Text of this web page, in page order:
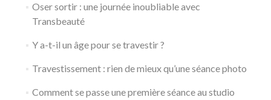
Oser sortir : une journée inoubliable avec
Transbeauté
Y a-t-il un âge pour se travestir ?
Travestissement : rien de mieux qu’une séance photo
Comment se passe une première séance au studio